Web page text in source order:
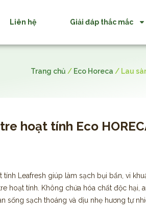
Liên hệ Giải đáp thắc mắc
Trang chủ / Eco Horeca / Lau
hoạt tính Eco
Leafresh giúp làm sạch bụi bẩn, vi
hoạt tính. Không chứa hóa chất độc hại,
sống sạch thoáng và dịu nhẹ hương tự